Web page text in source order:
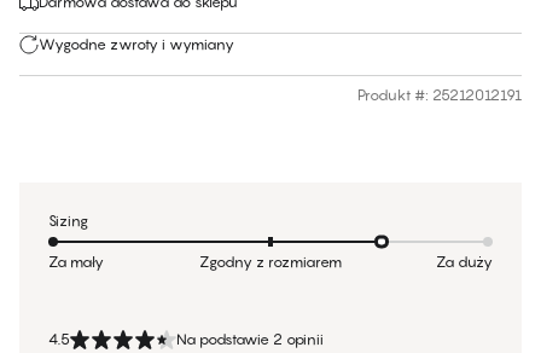
Wygodne zwroty i wymiany
Produkt #: 25212012191
4.5 Na podstawie 2 opinii
Sizing
Za mały Zgodny z rozmiarem Za duży